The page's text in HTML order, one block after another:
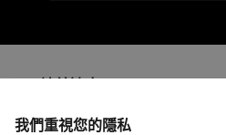
我們重視您的隱私